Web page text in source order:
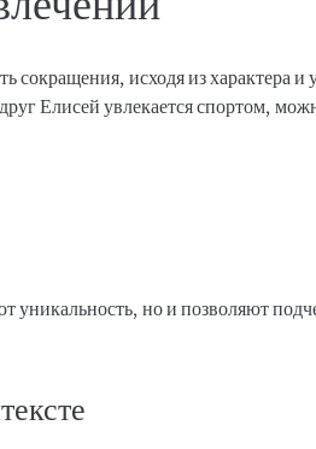
сокращения, исходя из характера и
Елисей увлекается спортом,
уникальность, но и позволяют